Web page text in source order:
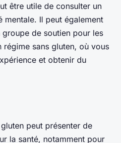
être utile de consulter un
mentale. Il peut également
de soutien pour les
régime sans gluten, où vous
et obtenir du
peut présenter de
la santé, notamment pour